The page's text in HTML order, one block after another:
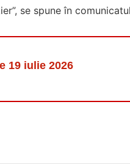
se spune în
19 iulie 2026